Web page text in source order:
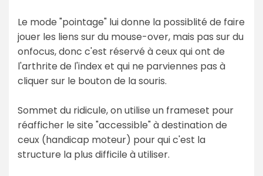
Le mode "pointage" lui donne la possiblité de faire
jouer les liens sur du mouse-over, mais pas sur du
onfocus, donc c'est réservé à ceux qui ont de
l'arthrite de l'index et qui ne parviennes pas à
cliquer sur le bouton de la souris.
Sommet du ridicule, on utilise un frameset pour
réafficher le site "accessible" à destination de
ceux (handicap moteur) pour qui c'est la
structure la plus difficile à utiliser.